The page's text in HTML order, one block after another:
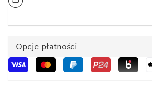
Opcje płatności